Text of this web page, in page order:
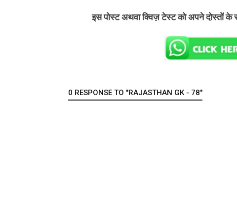
.इस पोस्ट अथवा क्विज़ टेस्ट को अपने दोस्तों
0 RESPONSE TO "RAJASTHAN GK - 78"